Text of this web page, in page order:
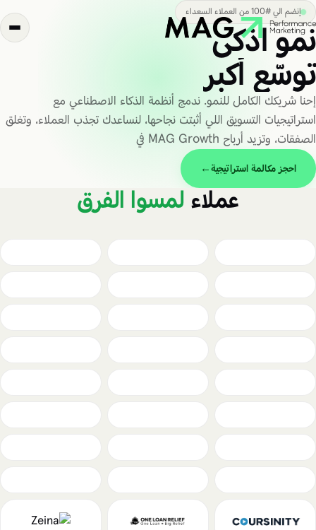
Skip
to
content
إنضم الي #100 من العملاء السعداء
نمو اذكي
توسّع أكبر
إحنا شريكك الكامل للنمو. ندمج أنظمة الذكاء الاصطناعي مع
استراتيجيات التسويق اللي أثبتت نجاحها، لنساعدك تجذب العملاء، وتغلق
الصفقات، وتزيد أرباح MAG Growth في
احجز مكالمة استراتيجية →
عملاء لمسوا الفرق